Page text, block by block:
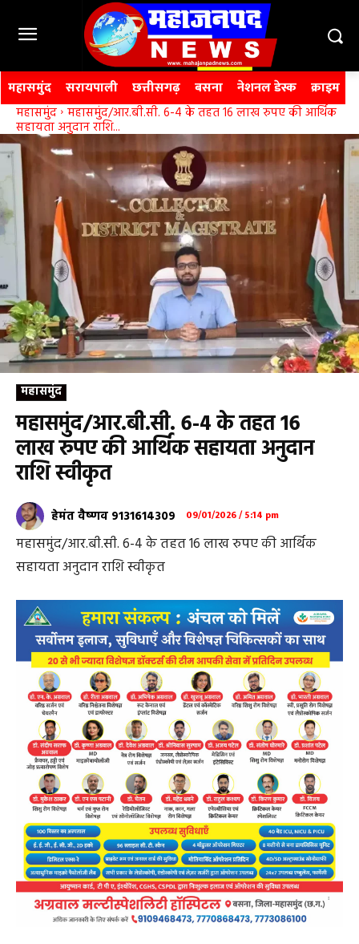
महासमुंद सरायपाली छत्तीसगढ़ बसना नेशनल डेस्क क्राइम
महासमुंद महासमुंद/आर.बी.सी. 6-4 के तहत 16 लाख रुपए की आर्थिक
सहायता अनुदान राशि...
महासमुंद
महासमुंद/आर.बी.सी. 6-4 के तहत 16
लाख रुपए की आर्थिक सहायता अनुदान
राशि स्वीकृत
हेमंत वैष्णव 9131614309 09/01/2026 / 5:14 pm
महासमुंद/आर.बी.सी. 6-4 के तहत 16 लाख रुपए की आर्थिक
सहायता अनुदान राशि स्वीकृत